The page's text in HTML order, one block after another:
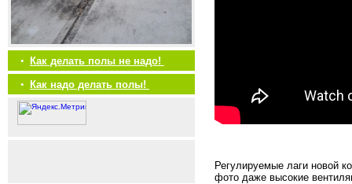
•
Как делать полы не надо!
•
Как надо делать полы!
Регулируемые лаги новой
фото даже высокие